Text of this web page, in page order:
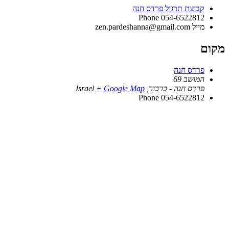
קבוצת תרגול פרדס חנה
Phone 054-6522812
מייל zen.pardeshanna@gmail.com
מקום
פרדס חנה
המושב 69
פרדס חנה - כרכור
Israel + Google Map
Phone 054-6522812